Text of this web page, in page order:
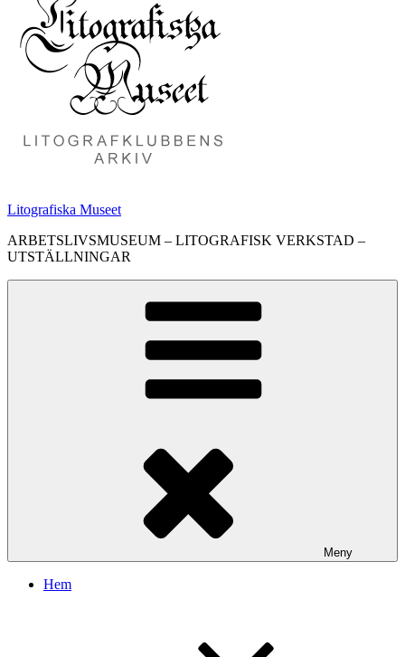
Litografiska Museet
ARBETSLIVSMUSEUM – LITOGRAFISK VERKSTAD –
UTSTÄLLNINGAR
Meny
Hem